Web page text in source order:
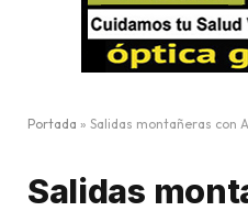
Portada » Salidas montañeras con
Salidas